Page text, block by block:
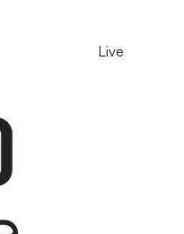
Live